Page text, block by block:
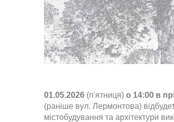
01.05.2026 (п'ятниця) о 14:00 в
(раніше вул. Лермонтова)
містобудування та архітектури